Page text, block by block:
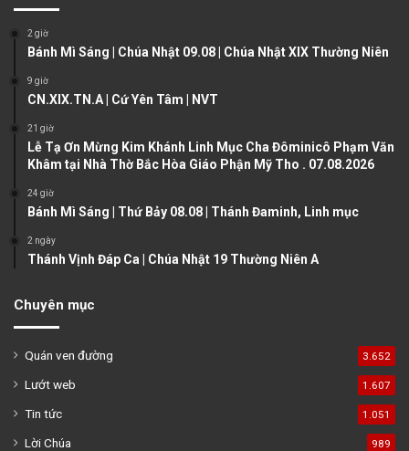
u
p
g
g
2 giờ
Bánh Mì Sáng | Chúa Nhật 09.08 | Chúa Nhật XIX Thường Niên
9 giờ
CN.XIX.TN.A | Cứ Yên Tâm | NVT
21 giờ
Lễ Tạ Ơn Mừng Kim Khánh Linh Mục Cha Đôminicô Phạm Văn
Khâm tại Nhà Thờ Bắc Hòa Giáo Phận Mỹ Tho . 07.08.2026
24 giờ
Bánh Mì Sáng | Thứ Bảy 08.08 | Thánh Đaminh, Linh mục
2 ngày
Thánh Vịnh Đáp Ca | Chúa Nhật 19 Thường Niên A
Chuyên mục
Quán ven đường 3.652
Lướt web 1.607
Tin tức 1.051
Lời Chúa 989